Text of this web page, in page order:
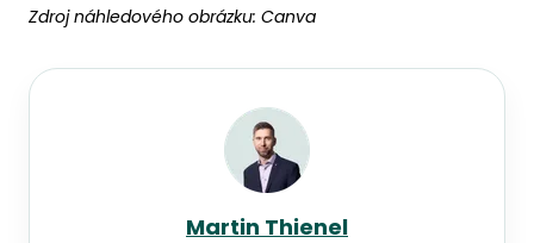
Zdroj náhledového obrázku: Canva
Martin Thienel